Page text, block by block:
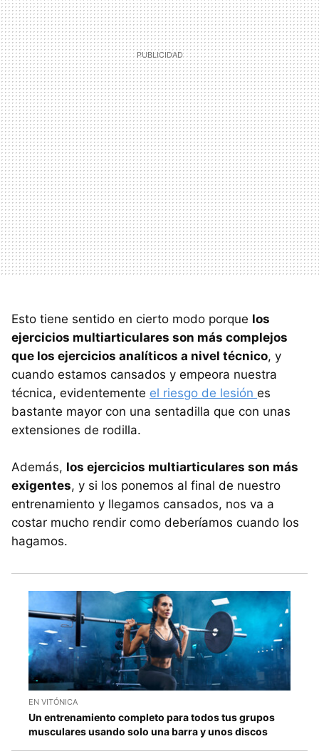
Esto tiene sentido en cierto modo porque los
ejercicios multiarticulares son más complejos
que los ejercicios analíticos a nivel técnico, y
cuando estamos cansados y empeora nuestra
técnica, evidentemente el riesgo de lesión es
bastante mayor con una sentadilla que con unas
extensiones de rodilla.
Además, los ejercicios multiarticulares son más
exigentes, y si los ponemos al final de nuestro
entrenamiento y llegamos cansados, nos va a
costar mucho rendir como deberíamos cuando los
hagamos.
EN VITÓNICA
Un entrenamiento completo para todos tus grupos
musculares usando solo una barra y unos discos